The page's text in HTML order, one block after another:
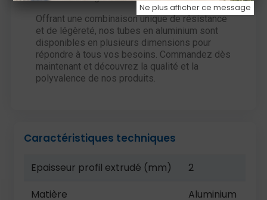
Offrant une combinaison unique de résistance
et de légèreté, nos tubes en aluminium sont
disponibles en plusieurs dimensions pour
répondre à tous vos besoins. Commandez dès
maintenant et découvrez la qualité et la
polyvalence de nos produits.
Caractéristiques techniques
Epaisseur profil extrudé (mm)
2
Matière
Aluminium
Ne plus afficher ce message